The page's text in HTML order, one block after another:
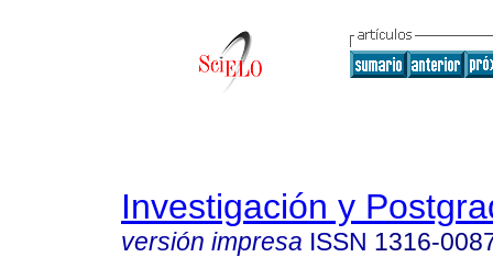
Investigación y
versión impresa ISSN 1316-